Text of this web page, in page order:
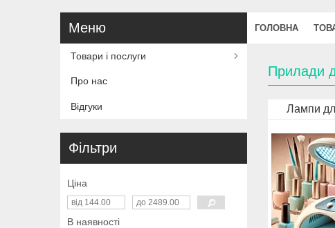
ГОЛОВНА
Прилади
Лампи
Товари і послуги
Про нас
Відгуки
Фільтри
Ціна
В наявності